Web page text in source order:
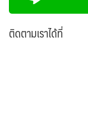
ติดตามเราได้ที่